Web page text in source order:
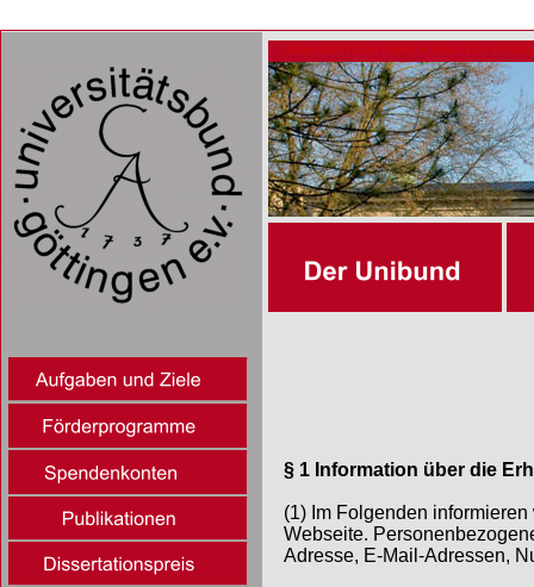
GEMEINNÜTZIGE EINRICHTUNG ZUR
§ 1 Information über die
(1) Im Folgenden
Webseite.
Adresse, E-Mail-Adressen,